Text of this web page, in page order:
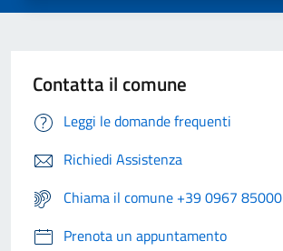
Contatta il comune
Leggi le domande frequenti
Richiedi Assistenza
Chiama il comune +39 0967 85000
Prenota un appuntamento